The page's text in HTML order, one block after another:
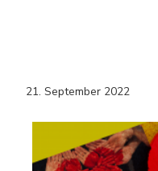
21. September 2022